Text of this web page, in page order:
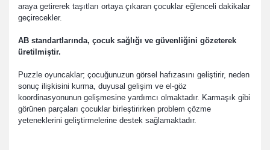
araya getirerek taşıtları ortaya çıkaran çocuklar eğlenceli dakikalar
geçirecekler.
AB standartlarında, çocuk sağlığı ve güvenliğini gözeterek
üretilmiştir.
Puzzle oyuncaklar; çocuğunuzun görsel hafızasını geliştirir, neden
sonuç ilişkisini kurma, duyusal gelişim ve el-göz
koordinasyonunun gelişmesine yardımcı olmaktadır. Karmaşık gibi
görünen parçaları çocuklar birleştirirken problem çözme
yeteneklerini geliştirmelerine destek sağlamaktadır.